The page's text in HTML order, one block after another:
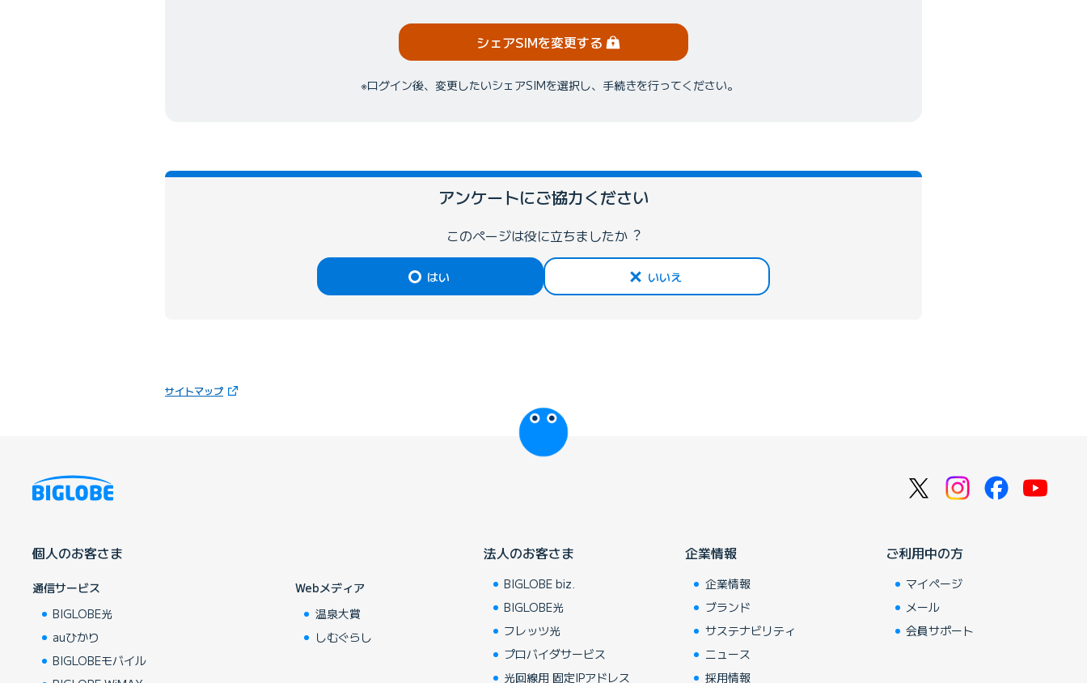
シェアSIMを変更する（ログイン）
ログイン後、変更したいシェアSIMを選択し、手続きを行ってください。
アンケートにご協⼒ください
このページは役に⽴ちましたか︖
はい いいえ
サイトマップ（新しいタブで開きます）
びっぷるのページ
個人のお客さま
通信サービス
BIGLOBE光
auひかり
BIGLOBEモバイル
Webメディア
温泉大賞
しむぐらし
法人のお客さま
BIGLOBE biz.
BIGLOBE光
フレッツ光
プロバイダサービス
光回線用 固定IPアドレス
企業情報
企業情報
ブランド
サステナビリティ
ニュース
採用情報
ご利用中の方
マイページ
メール
会員サポート